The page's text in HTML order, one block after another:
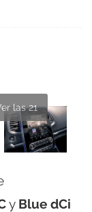
las 21
y Blue dCi